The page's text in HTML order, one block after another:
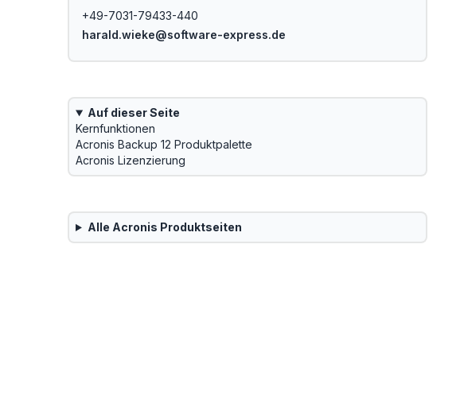
+49-7031-79433-440
harald.wieke@software-express.de
Auf dieser Seite
Kernfunktionen
Acronis Backup 12 Produktpalette
Acronis Lizenzierung
Alle Acronis Produktseiten